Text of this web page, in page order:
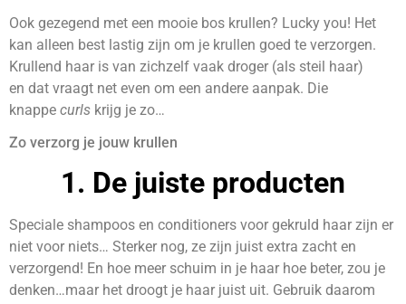
Ook gezegend met een mooie bos krullen? Lucky you! Het
kan alleen best lastig zijn om je krullen goed te verzorgen.
Krullend haar is van zichzelf vaak droger (als steil haar)
en dat vraagt net even om een andere aanpak. Die
knappe curls krijg je zo…
Zo verzorg je jouw krullen
1. De juiste producten
Speciale shampoos en conditioners voor gekruld haar zijn er
niet voor niets… Sterker nog, ze zijn juist extra zacht en
verzorgend! En hoe meer schuim in je haar hoe beter, zou je
denken…maar het droogt je haar juist uit. Gebruik daarom